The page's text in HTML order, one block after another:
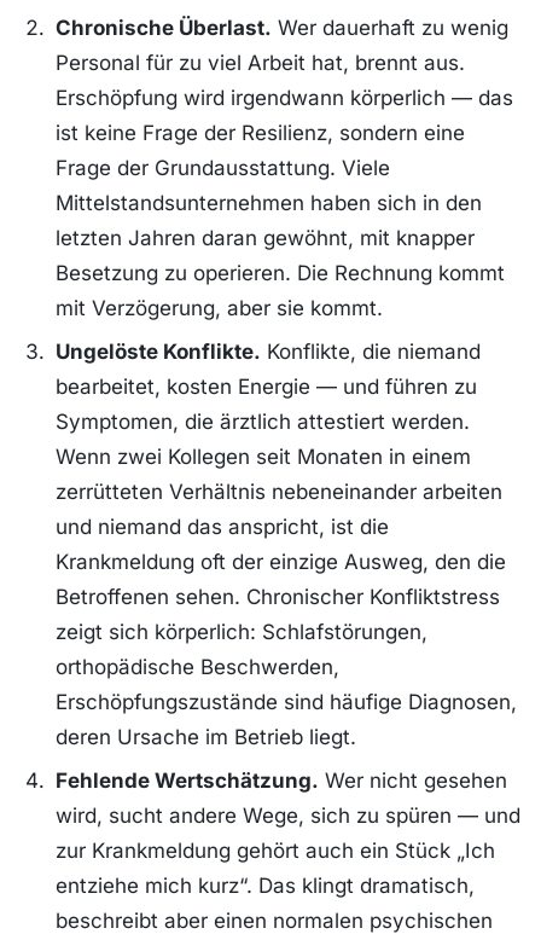
Chronische Überlast. Wer dauerhaft zu wenig
Personal für zu viel Arbeit hat, brennt aus.
Erschöpfung wird irgendwann körperlich — das
ist keine Frage der Resilienz, sondern eine
Frage der Grundausstattung. Viele
Mittelstandsunternehmen haben sich in den
letzten Jahren daran gewöhnt, mit knapper
Besetzung zu operieren. Die Rechnung kommt
mit Verzögerung, aber sie kommt.
Ungelöste Konflikte. Konflikte, die niemand
bearbeitet, kosten Energie — und führen zu
Symptomen, die ärztlich attestiert werden.
Wenn zwei Kollegen seit Monaten in einem
zerrütteten Verhältnis nebeneinander arbeiten
und niemand das anspricht, ist die
Krankmeldung oft der einzige Ausweg, den die
Betroffenen sehen. Chronischer Konfliktstress
zeigt sich körperlich: Schlafstörungen,
orthopädische Beschwerden,
Erschöpfungszustände sind häufige Diagnosen,
deren Ursache im Betrieb liegt.
Fehlende Wertschätzung. Wer nicht gesehen
wird, sucht andere Wege, sich zu spüren — und
zur Krankmeldung gehört auch ein Stück „Ich
entziehe mich kurz“. Das klingt dramatisch,
beschreibt aber einen normalen psychischen